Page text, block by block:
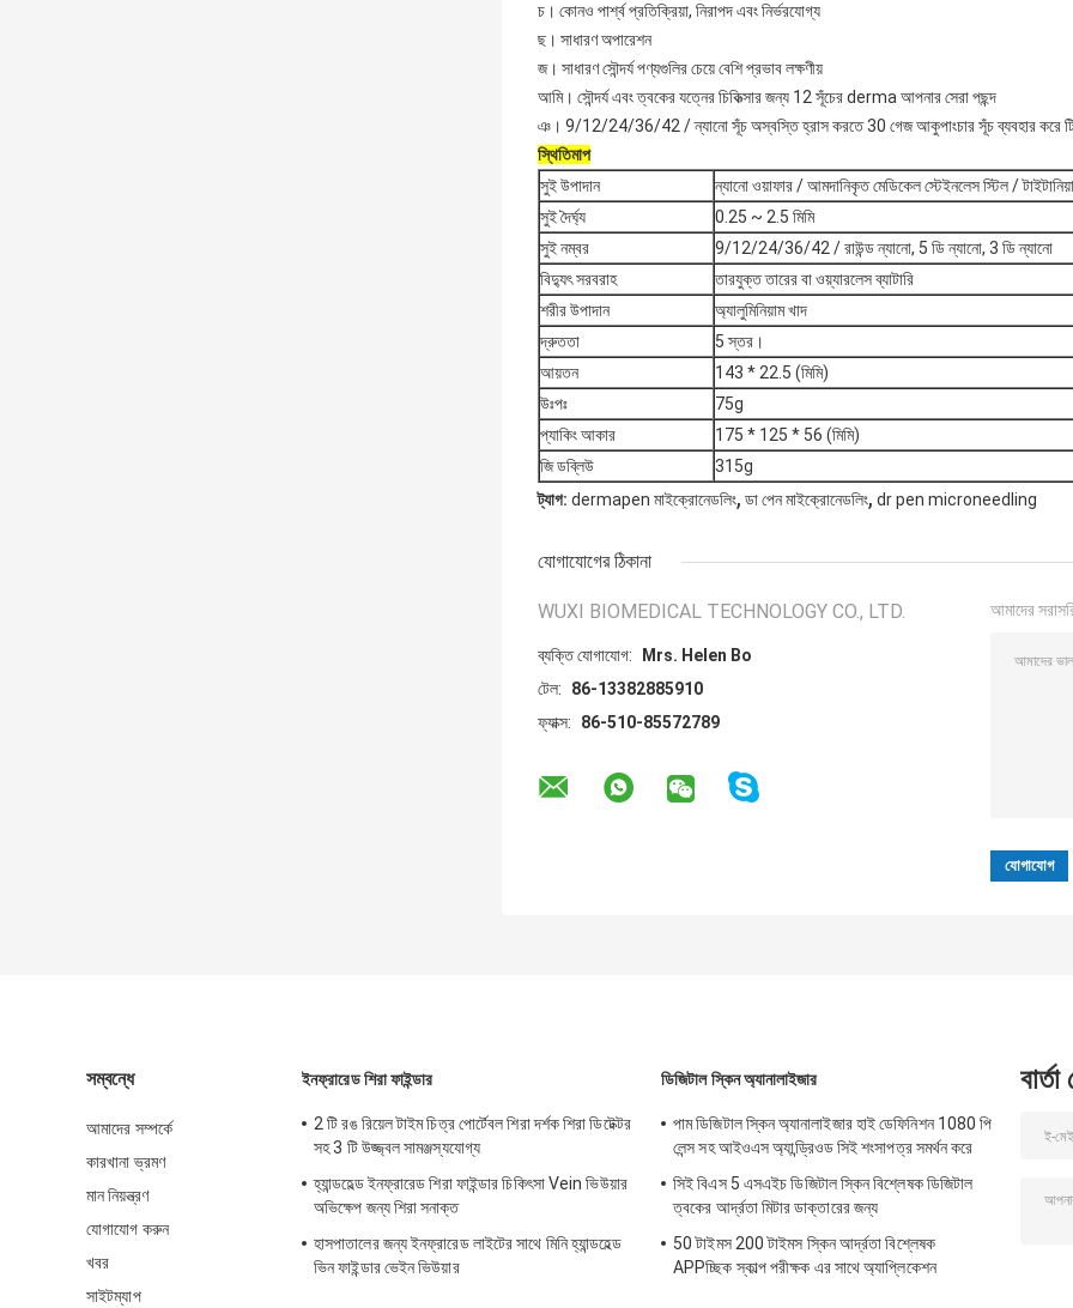
চ। কোনও পার্শ্ব প্রতিক্রিয়া, নিরাপদ এবং নির্ভরযোগ্য
ছ। সাধারণ অপারেশন
জ। সাধারণ সৌন্দর্য পণ্যগুলির চেয়ে বেশি প্রভাব লক্ষণীয়
আমি। সৌন্দর্য এবং ত্বকের যত্নের চিকিত্সার জন্য 12 সূঁচের derma আপনার সেরা পছন্দ
ঞ। 9/12/24/36/42 / ন্যানো সূঁচ অস্বস্তি হ্রাস করতে 30 গেজ আকুপাংচার সূঁচ ব্যবহার করে
স্থিতিমাপ
সুই উপাদান
ন্যানো ওয়াফার / আমদানিকৃত মেডিকেল স্টেইনলেস স্টিল /
সুই দৈর্ঘ্য
0.25 ~ 2.5 মিমি
সুই নম্বর
9/12/24/36/42 / রাউন্ড ন্যানো, 5 ডি ন্যানো, 3 ডি ন্যানো
বিদ্যুৎ সরবরাহ
তারযুক্ত তারের বা ওয়্যারলেস ব্যাটারি
শরীর উপাদান
অ্যালুমিনিয়াম খাদ
দ্রুততা
5 স্তর।
আয়তন
143 * 22.5 (মিমি)
উঃপঃ
75g
প্যাকিং আকার
175 * 125 * 56 (মিমি)
জি ডব্লিউ
315g
ট্যাগ: dermapen মাইক্রোনেডলিং, ডা পেন মাইক্রোনেডলিং, dr pen microneedling
যোগাযোগের ঠিকানা
WUXI BIOMEDICAL TECHNOLOGY CO., LTD.
ব্যক্তি যোগাযোগ:
Mrs. Helen Bo
টেল:
86-13382885910
ফ্যাক্স:
86-510-85572789
আমাদের
সম্বন্ধে
আমাদের সম্পর্কে
কারখানা ভ্রমণ
মান নিয়ন্ত্রণ
যোগাযোগ করুন
খবর
সাইটম্যাপ
ইনফ্রারেড শিরা ফাইন্ডার
2 টি রঙ রিয়েল টাইম চিত্র পোর্টেবল শিরা দর্শক শিরা ডিটেক্টর
সহ 3 টি উজ্জ্বল সামঞ্জস্যযোগ্য
হ্যান্ডহেল্ড ইনফ্রারেড শিরা ফাইন্ডার চিকিৎসা Vein ভিউয়ার
অভিক্ষেপ জন্য শিরা সনাক্ত
হাসপাতালের জন্য ইনফ্রারেড লাইটের সাথে মিনি হ্যান্ডহেল্ড
ভিন ফাইন্ডার ভেইন ভিউয়ার
ডিজিটাল স্কিন অ্যানালাইজার
পাম ডিজিটাল স্কিন অ্যানালাইজার হাই ডেফিনিশন 1080 পি
লেন্স সহ আইওএস অ্যান্ড্রিওড সিই শংসাপত্র সমর্থন করে
সিই বিএস 5 এসএইচ ডিজিটাল স্কিন বিশ্লেষক ডিজিটাল
ত্বকের আর্দ্রতা মিটার ডাক্তারের জন্য
50 টাইমস 200 টাইমস স্কিন আর্দ্রতা বিশ্লেষক
APPচ্ছিক স্কাল্প পরীক্ষক এর সাথে অ্যাপ্লিকেশন
বার্তা